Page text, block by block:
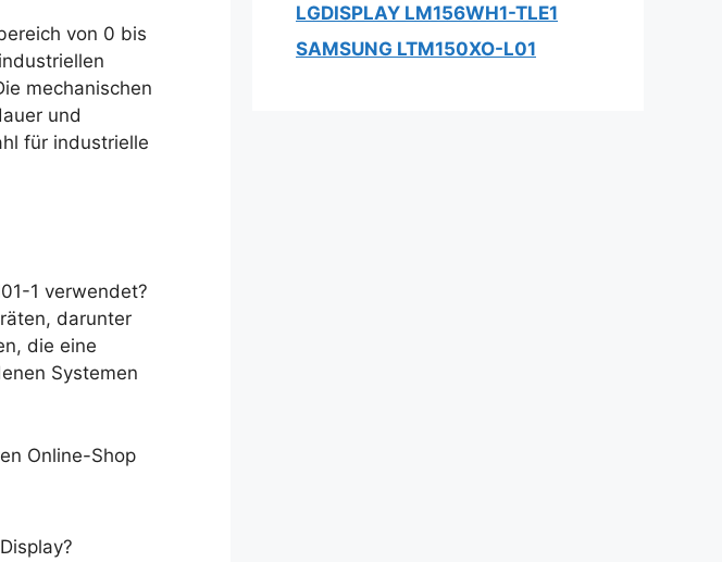
von 0 bis
mechanischen
und
für industrielle
1 verwendet?
darunter
die eine
Systemen
Online-Shop
LGDISPLAY LM156WH1-TLE1
SAMSUNG LTM150XO-L01